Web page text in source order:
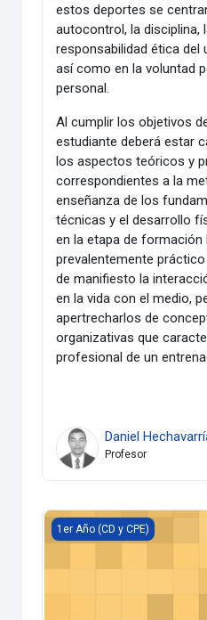
estos deportes se
autocontrol, la disciplina,
responsabilidad ética del
así como en la voluntad
personal.
Al cumplir los objetivos
estudiante deberá estar
los aspectos teóricos y
correspondientes a la
enseñanza de los
técnicas y el desarrollo
en la etapa de formación
prevalentemente
de manifiesto la
en la vida con el medio,
apertrecharlos de
organizativas que
profesional de un
Daniel
Profesor
Morfología Funcional
1er Año (CD y CPE)